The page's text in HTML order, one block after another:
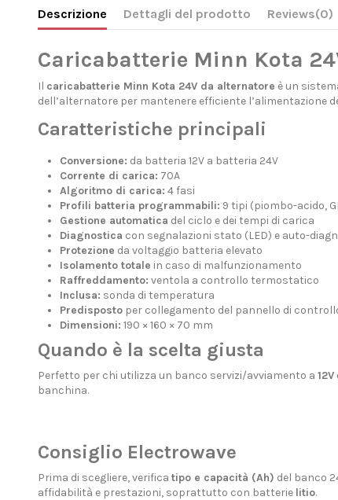
Descrizione Dettagli del prodotto Reviews(0)
Caricabatterie Minn Kota
Il caricabatterie Minn Kota 24V da alternatore è un
dell’alternatore per mantenere efficiente l’alimentazione
Caratteristiche principali
Conversione: da batteria 12V a batteria 24V
Corrente di carica: 70A
Algoritmo di carica: 4 fasi
Profili batteria programmabili: 9 tipi (piombo-acido,
Gestione automatica del ciclo e dei tempi di carica
Diagnostica con segnalazioni stato (LED) e auto-
Protezione da voltaggio batteria elevato
Isolamento totale in caso di malfunzionamento
Raffreddamento: ventola a controllo termostatico
Inclusa: sonda di temperatura
Predispostoper collegamento del pannello di
Dimensioni: 190 × 160 × 70 mm
Quando è la scelta giusta
Perfetto per chi utilizza un banco servizi/avviamento a 12V
banchina.
Consiglio Electrowave
Prima di scegliere, verifica tipo e capacità (Ah) del banco
affidabilità e prestazioni, soprattutto con batterie litio.